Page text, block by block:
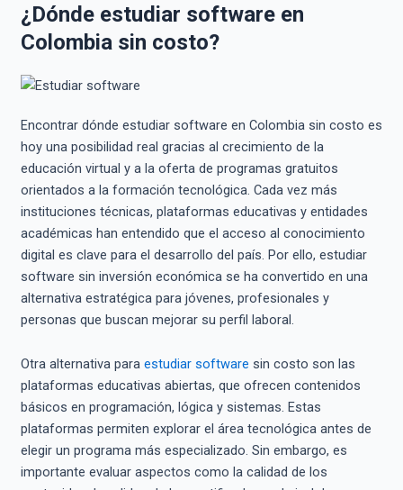
¿Dónde estudiar software en
Colombia sin costo?
Encontrar dónde estudiar software en Colombia sin costo es
hoy una posibilidad real gracias al crecimiento de la
educación virtual y a la oferta de programas gratuitos
orientados a la formación tecnológica. Cada vez más
instituciones técnicas, plataformas educativas y entidades
académicas han entendido que el acceso al conocimiento
digital es clave para el desarrollo del país. Por ello, estudiar
software sin inversión económica se ha convertido en una
alternativa estratégica para jóvenes, profesionales y
personas que buscan mejorar su perfil laboral.
Otra alternativa para estudiar software sin costo son las
plataformas educativas abiertas, que ofrecen contenidos
básicos en programación, lógica y sistemas. Estas
plataformas permiten explorar el área tecnológica antes de
elegir un programa más especializado. Sin embargo, es
importante evaluar aspectos como la calidad de los